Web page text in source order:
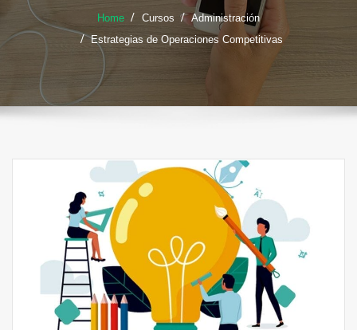
Home Cursos
Administración
Estrategias de Operaciones Competitivas